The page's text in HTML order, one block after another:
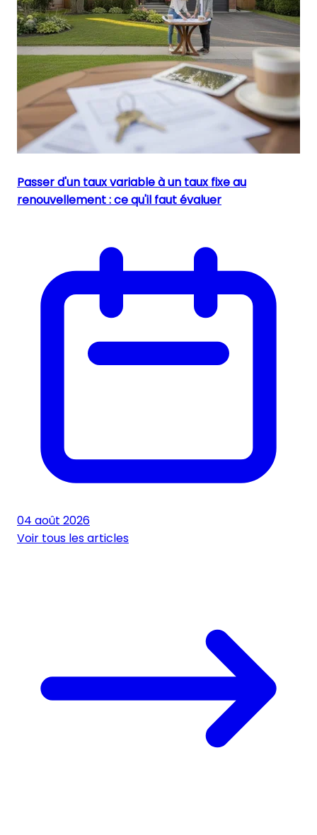
Passer d'un taux variable à un taux fixe au
renouvellement : ce qu'il faut évaluer
04 août 2026
Voir tous les articles